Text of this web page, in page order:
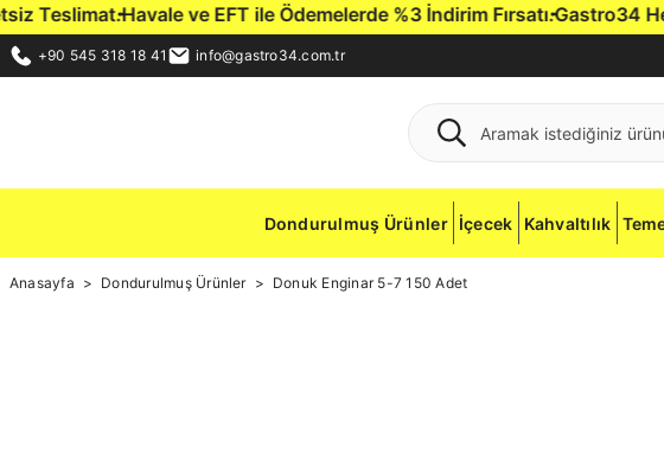
Teslimat.Havale ve EFT ile Ödemelerde %3 İndirim Fırsatı.Gastro34
+90 545 318 18 41 info@gastro34.com.tr
Dondurulmuş Ürünler İçecek Kahvaltılık
Anasayfa Dondurulmuş Ürünler Donuk Enginar 5-7 150 Adet